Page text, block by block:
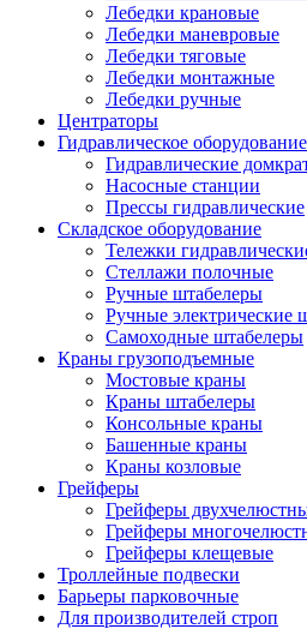
Лебедки крановые
Лебедки маневровые
Лебедки тяговые
Лебедки монтажные
Лебедки ручные
Центраторы
Гидравлическое оборудование
Гидравлические
Насосные станции
Прессы гидравлические
Складское оборудование
Тележки
Cтеллажи полочные
Ручные штабелеры
Ручные электрические
Самоходные штабелеры
Краны грузоподъемные
Мостовые краны
Краны штабелеры
Консольные краны
Башенные краны
Краны козловые
Грейферы
Грейферы
Грейферы
Грейферы клещевые
Троллейные подвески
Барьеры парковочные
Для производителей строп